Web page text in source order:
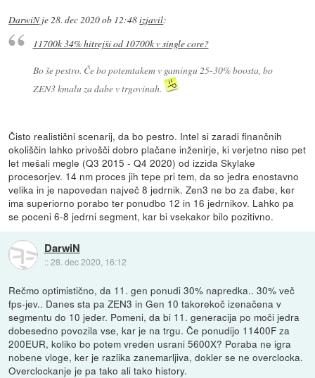
DarwiNje28. dec 2020 ob 12:48izjavil:
11700k 34% hitrejši od 10700k v single core?
Bo še pestro. Če bo potemtakem v gamingu 25-30% boosta, bo
ZEN3 kmalu za đabe v trgovinah.
Čisto realistični scenarij, da bo pestro. Intel si zaradi finančnih
okoliščin lahko privošči dobro plačane inženirje, ki verjetno niso pet
let mešali megle (Q3 2015 - Q4 2020) od izzida Skylake
procesorjev. 14 nm proces jih tepe pri tem, da so jedra enostavno
velika in je napovedan največ 8 jedrnik. Zen3 ne bo za đabe, ker
ima superiorno porabo ter ponudbo 12 in 16 jedrnikov. Lahko pa
se poceni 6-8 jedrni segment, kar bi vsekakor bilo pozitivno.
DarwiN
::28. dec 2020, 16:12
Rečmo optimistično, da 11. gen ponudi 30% napredka.. 30% več
fps-jev.. Danes sta pa ZEN3 in Gen 10 takorekoč izenačena v
segmentu do 10 jeder. Pomeni, da bi 11. generacija po moči jedra
dobesedno povozila vse, kar je na trgu. Če ponudijo 11400F za
200EUR, koliko bo potem vreden usrani 5600X? Poraba ne igra
nobene vloge, ker je razlika zanemarljiva, dokler se ne overclocka.
Overclockanje je pa tako ali tako history.